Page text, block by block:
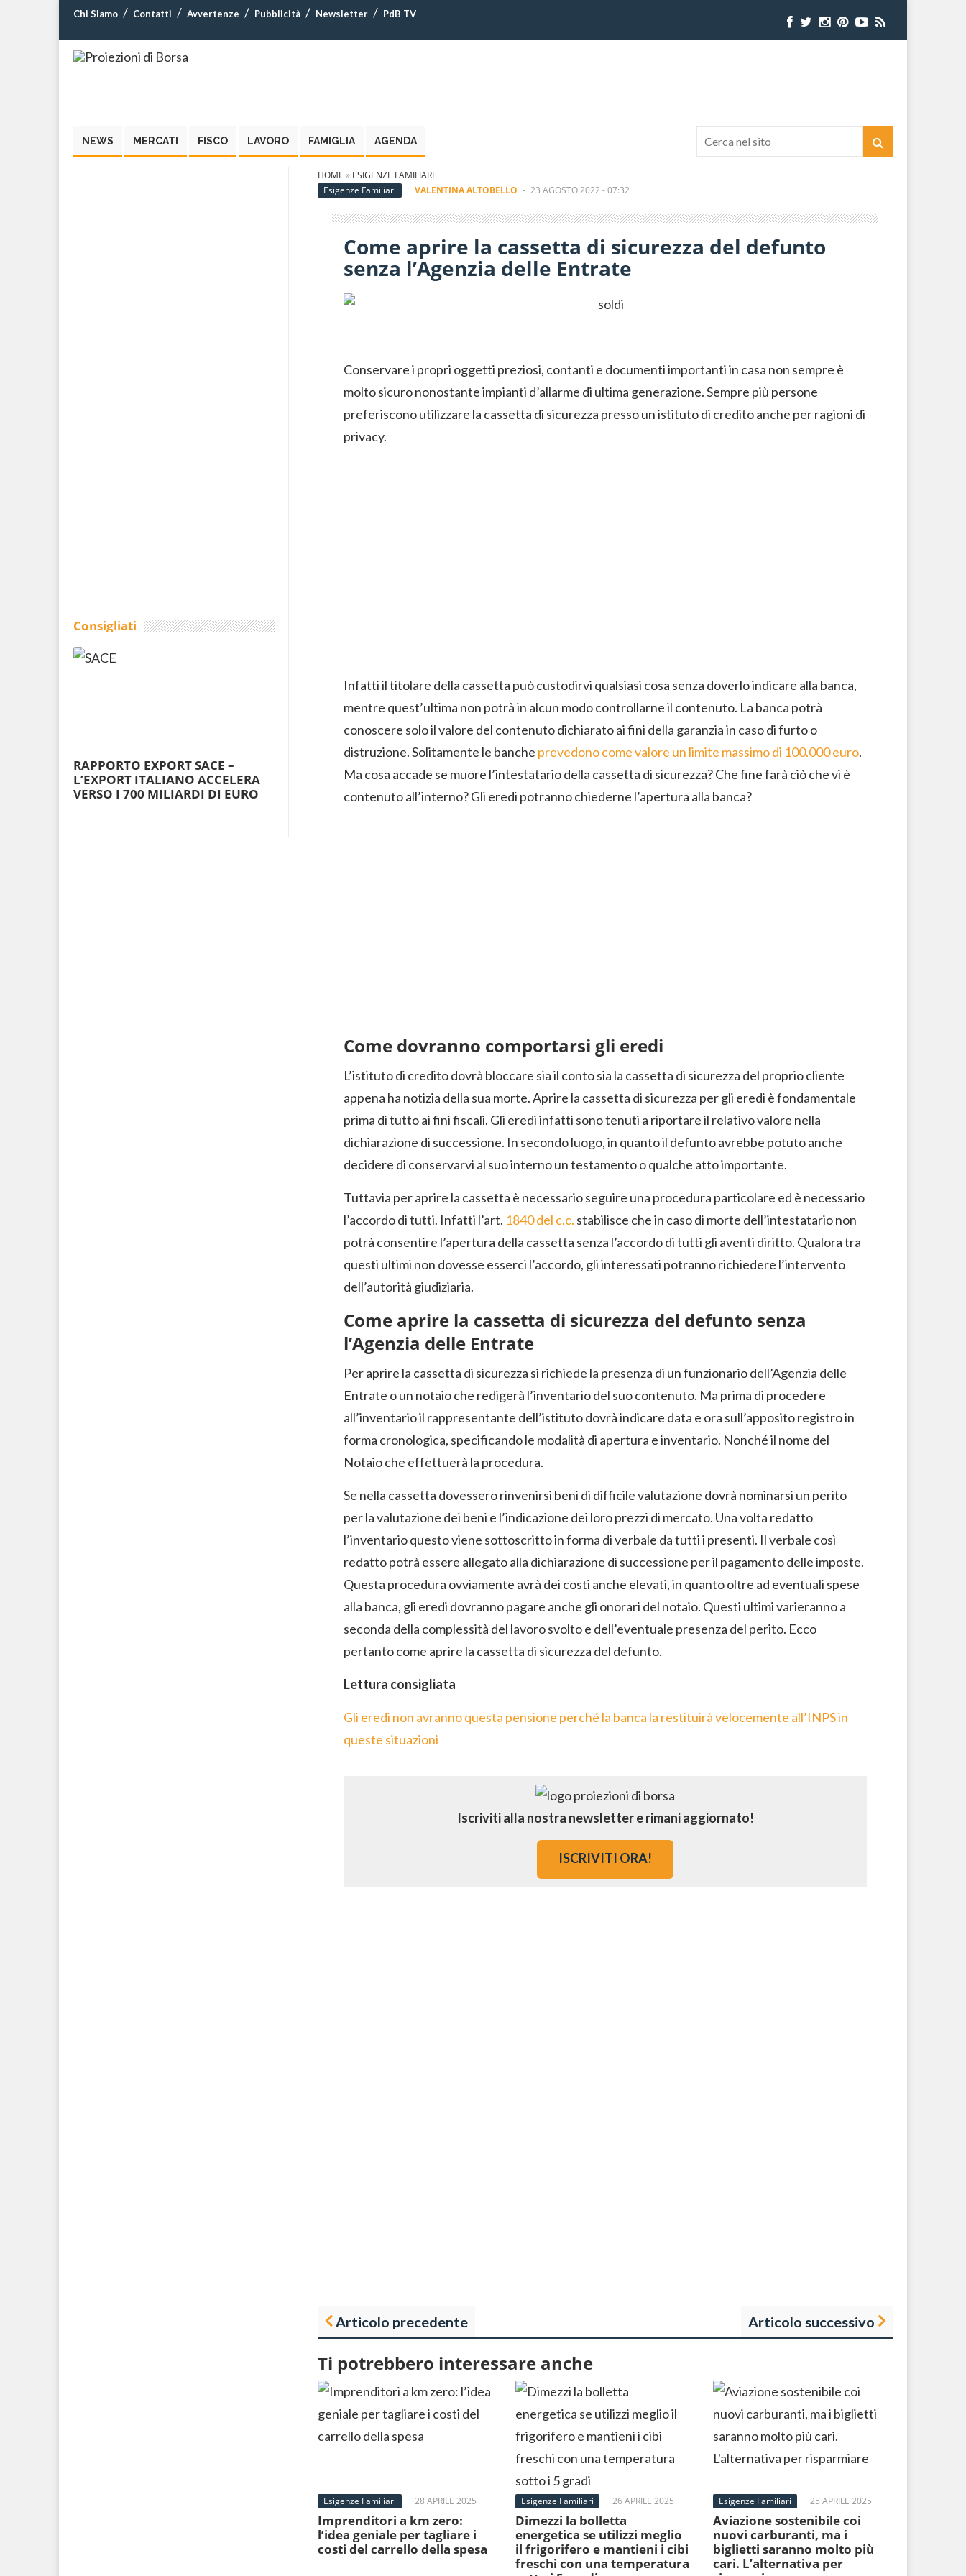
Chi Siamo Contatti Avvertenze Pubblicità Newsletter PdB TV
NEWS MERCATI FISCO LAVORO FAMIGLIA AGENDA
HOME » ESIGENZE FAMILIARI
Esigenze Familiari
VALENTINA ALTOBELLO - 23 AGOSTO 2022 - 07:32
Come aprire la cassetta di sicurezza del defunto
senza l’Agenzia delle Entrate
Conservare i propri oggetti preziosi, contanti e documenti importanti in casa non sempre è
molto sicuro nonostante impianti d’allarme di ultima generazione. Sempre più persone
preferiscono utilizzare la cassetta di sicurezza presso un istituto di credito anche per ragioni di
privacy.
Infatti il titolare della cassetta può custodirvi qualsiasi cosa senza doverlo indicare alla banca,
mentre quest’ultima non potrà in alcun modo controllarne il contenuto. La banca potrà
conoscere solo il valore del contenuto dichiarato ai fini della garanzia in caso di furto o
distruzione. Solitamente le banche prevedono come valore un limite massimo di 100.000 euro.
Ma cosa accade se muore l’intestatario della cassetta di sicurezza? Che fine farà ciò che vi è
contenuto all’interno? Gli eredi potranno chiederne l’apertura alla banca?
Come dovranno comportarsi gli eredi
L’istituto di credito dovrà bloccare sia il conto sia la cassetta di sicurezza del proprio cliente
appena ha notizia della sua morte. Aprire la cassetta di sicurezza per gli eredi è fondamentale
prima di tutto ai fini fiscali. Gli eredi infatti sono tenuti a riportare il relativo valore nella
dichiarazione di successione. In secondo luogo, in quanto il defunto avrebbe potuto anche
decidere di conservarvi al suo interno un testamento o qualche atto importante.
Tuttavia per aprire la cassetta è necessario seguire una procedura particolare ed è necessario
l’accordo di tutti. Infatti l’art. 1840 del c.c. stabilisce che in caso di morte dell’intestatario non
potrà consentire l’apertura della cassetta senza l’accordo di tutti gli aventi diritto. Qualora tra
questi ultimi non dovesse esserci l’accordo, gli interessati potranno richiedere l’intervento
dell’autorità giudiziaria.
Come aprire la cassetta di sicurezza del defunto senza
l’Agenzia delle Entrate
Per aprire la cassetta di sicurezza si richiede la presenza di un funzionario dell’Agenzia delle
Entrate o un notaio che redigerà l’inventario del suo contenuto. Ma prima di procedere
all’inventario il rappresentante dell’istituto dovrà indicare data e ora sull’apposito registro in
forma cronologica, specificando le modalità di apertura e inventario. Nonché il nome del
Notaio che effettuerà la procedura.
Se nella cassetta dovessero rinvenirsi beni di difficile valutazione dovrà nominarsi un perito
per la valutazione dei beni e l’indicazione dei loro prezzi di mercato. Una volta redatto
l’inventario questo viene sottoscritto in forma di verbale da tutti i presenti. Il verbale così
redatto potrà essere allegato alla dichiarazione di successione per il pagamento delle imposte.
Questa procedura ovviamente avrà dei costi anche elevati, in quanto oltre ad eventuali spese
alla banca, gli eredi dovranno pagare anche gli onorari del notaio. Questi ultimi varieranno a
seconda della complessità del lavoro svolto e dell’eventuale presenza del perito. Ecco
pertanto come aprire la cassetta di sicurezza del defunto.
Lettura consigliata
Gli eredi non avranno questa pensione perché la banca la restituirà velocemente all’INPS in
queste situazioni
Iscriviti alla nostra newsletter e rimani aggiornato!
ISCRIVITI ORA!
Articolo precedente Articolo successivo
Ti potrebbero interessare anche
Esigenze Familiari 28 APRILE 2025
Imprenditori a km zero:
l’idea geniale per tagliare i
costi del carrello della spesa
Esigenze Familiari 26 APRILE 2025
Dimezzi la bolletta
energetica se utilizzi meglio
il frigorifero e mantieni i cibi
freschi con una temperatura
Esigenze Familiari 25 APRILE 2025
Aviazione sostenibile coi
nuovi carburanti, ma i
biglietti saranno molto più
cari. L’alternativa per
Consigliati
RAPPORTO EXPORT SACE –
L’EXPORT ITALIANO ACCELERA
VERSO I 700 MILIARDI DI EURO